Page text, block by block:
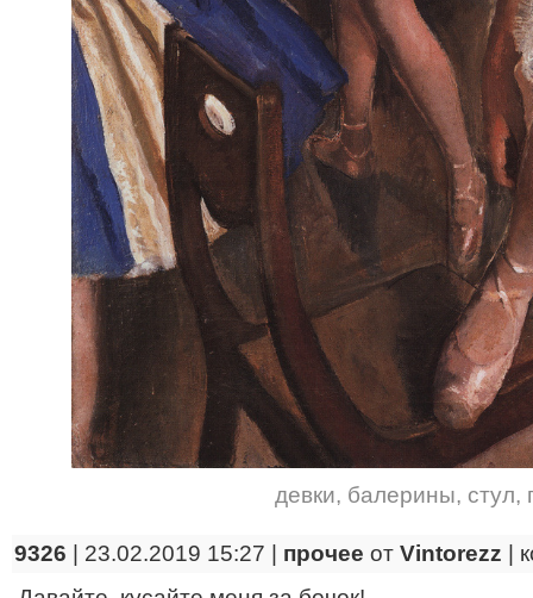
девки, балерины, стул,
9326 | 23.02.2019 15:27 | прочее от Vintorezz